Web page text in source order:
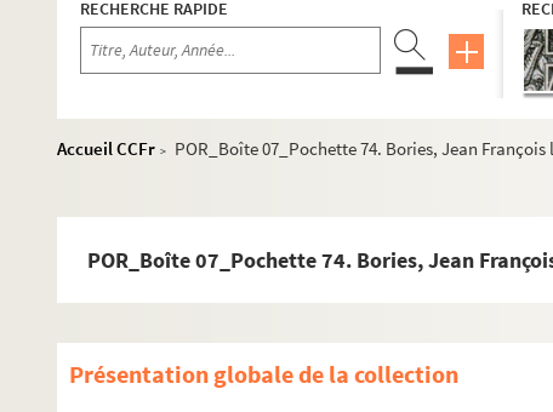
RECHERCHE RAPIDE
Accueil CCFr >
POR_Boîte 07_Pochette 74. Bories, Jean François
POR_Boîte 07_Pochette 74. Bories, Jean
Présentation globale de la collection
POR_Boîte07_Pochette 51. Boissy d'Anglas, François
POR_Boîte 07_Pochette 52. Boissy, Louis de
POR_Boîte 07_Pochette 57. Bon, Pierre
POR_Boîte 07_Pochette 60. Bonchamps, Charles